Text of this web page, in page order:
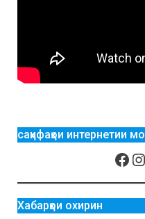
саҳифаҳои интернетии мо
Хабарҳои охирин